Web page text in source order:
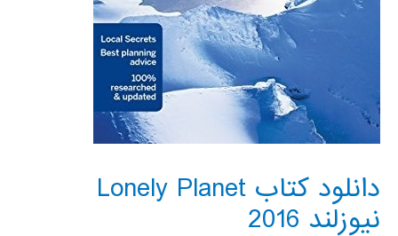
دانلود کتاب Lonely Planet
نیوزلند 2016